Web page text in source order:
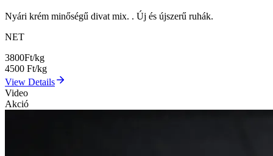
Nyári krém minőségű divat mix. . Új és újszerű ruhák.
NET
3800Ft/kg
4500 Ft/kg
View Details
Video
Akció